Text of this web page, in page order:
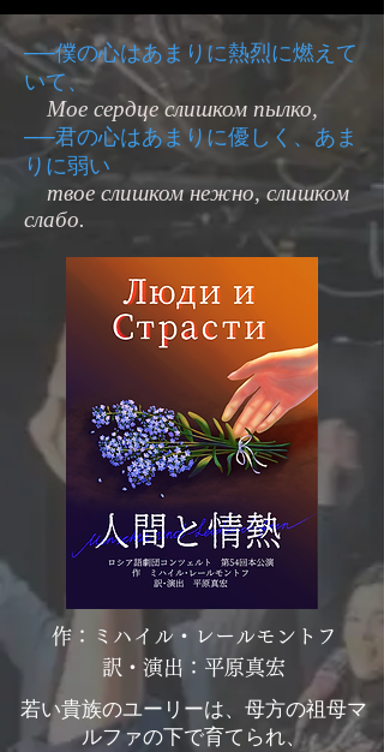
──僕の心はあまりに熱烈に燃えて
いて、
Мое сердце слишком пылко,
──君の心はあまりに優しく、あま
りに弱い
твое слишком нежно, слишком
слабо.
​​作：ミハイル・レールモントフ
訳・演出：平原真宏
若い貴族のユーリーは、母方の祖母マ
ルファの下で育てられ、